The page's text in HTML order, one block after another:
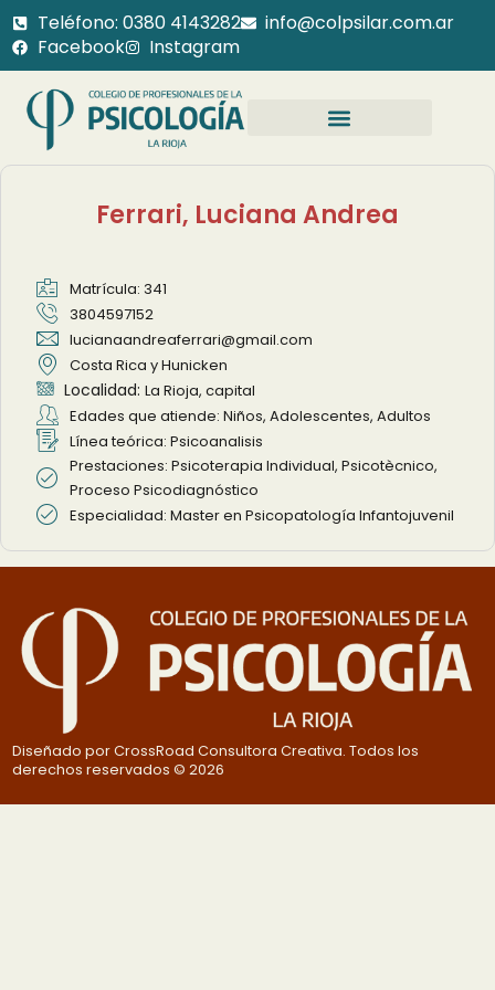
Teléfono: 0380 4143282
info@colpsilar.com.ar
Facebook
Instagram
Ferrari, Luciana Andrea
Matrícula: 341
3804597152
lucianaandreaferrari@gmail.com
Costa Rica y Hunicken
Localidad:La Rioja, capital
Edades que atiende: Niños, Adolescentes, Adultos
Línea teórica: Psicoanalisis
Prestaciones: Psicoterapia Individual, Psicotècnico,
Proceso Psicodiagnóstico
Especialidad: Master en Psicopatología Infantojuvenil
Diseñado por CrossRoad Consultora Creativa. Todos los
derechos reservados © 2026